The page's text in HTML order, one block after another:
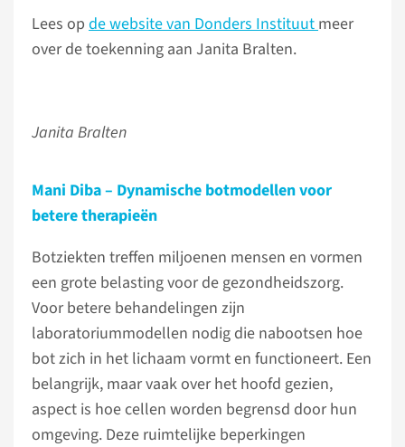
Lees op de website van Donders Instituutmeer
over de toekenning aan Janita Bralten.
Janita Bralten
Mani Diba – Dynamische botmodellen voor
betere therapieën
Botziekten treffen miljoenen mensen en vormen
een grote belasting voor de gezondheidszorg.
Voor betere behandelingen zijn
laboratoriummodellen nodig die nabootsen hoe
bot zich in het lichaam vormt en functioneert. Een
belangrijk, maar vaak over het hoofd gezien,
aspect is hoe cellen worden begrensd door hun
omgeving. Deze ruimtelijke beperkingen